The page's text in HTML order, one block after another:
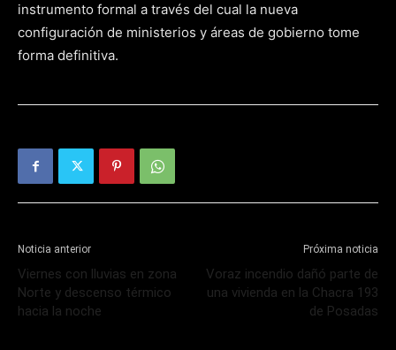
instrumento formal a través del cual la nueva
configuración de ministerios y áreas de gobierno tome
forma definitiva.
Noticia anterior
Viernes con lluvias en zona
Norte y descenso térmico
hacia la noche
Próxima noticia
Voraz incendio dañó parte de
una vivienda en la Chacra 193
de Posadas